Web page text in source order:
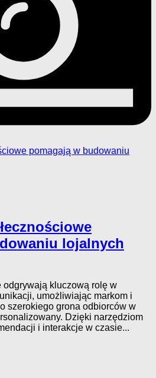
lojalnych
odgrywają kluczową rolę w
umożliwiając markom i
szerokiego grona odbiorców w
Dzięki narzędziom
i interakcje w czasie...